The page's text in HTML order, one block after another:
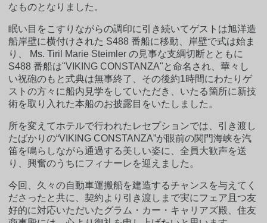
なものとなりました。
眠い目をこすりながらの調印に引き続いてゲストは旭洋造
船岸壁に横付けされた S488 番船に移動、岸壁で式は始ま
り、 Ms. Tiril Marie Steimler の見事な支綱切断とともに
S488 番船は"VIKING CONSTANZA"と命名され、華々し
い祝砲のもと式典は無事終了、その後約1時間にわたりゲ
ストの方々に船内見学をしていただき、いたる箇所に新技
術を取り入れた本船のお披露目をいたしました。
所を変えてホテルで行われたレセプションでは、引き渡し
たばかりの“VIKING CONSTANZA”が眼前の関門海峡を汽
笛を鳴らしながら通過する美しい姿に、全員大歓声を送
り、興奮のうちにフィナーレを迎えました。
今回、久々の自動車運搬船を建造するチャンスを与えてく
ださったと共に、契約より引き渡しまで実にフェア且つ友
好的に対応いただいたグラム・カー・キャリアズ殿、住友